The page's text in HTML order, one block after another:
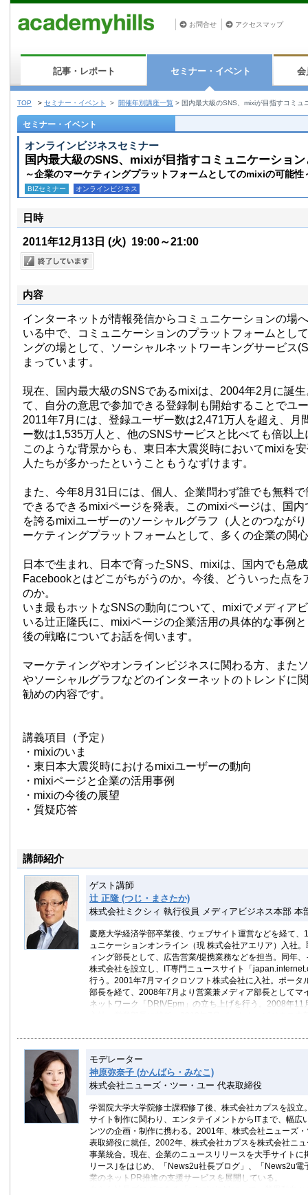
お問合せ アクセスマップ
記事・レポート セミナー・イベント 会
TOP > セミナー・イベント > 開催年別講座一覧 > 国内最大級のSNS、mixiが目指すコミュ
セミナー・イベント
オンラインビジネスセミナー
国内最大級のSNS、mixiが目指すコミュニケーション
～企業のマーケティングプラットフォームとしてのmixiの可能性
BIZセミナー オンラインビジネス
日時
2011年12月13日 (火) 19:00～21:00
内容
インターネットが情報発信からコミュニケーションの場
いる中で、コミュニケーションのプラットフォームとし
ングの場として、ソーシャルネットワーキングサービス
まっています。
現在、国内最大級のSNSであるmixiは、2004年2月に誕
て、自分の意思で参加できる登録制も開始することでユ
2011年7月には、登録ユーザー数は2,471万人を超え、月
ー数は1,535万人と、他のSNSサービスと比べても倍以
このような背景からも、東日本大震災時においてmixiを
人たちが多かったということもうなずけます。
また、今年8月31日には、個人、企業問わず誰でも無料
できるできるmixiページを発表。このmixiページは、国
を誇るmixiユーザーのソーシャルグラフ（人とのつなが
ーケティングプラットフォームとして、多くの企業の関
日本で生まれ、日本で育ったSNS、mixiは、国内でも急
Facebookとはどこがちがうのか。今後、どういった点を
のか。
いま最もホットなSNSの動向について、mixiでメディア
いる辻正隆氏に、mixiページの企業活用の具体的な事例
後の戦略についてお話を伺います。
マーケティングやオンラインビジネスに関わる方、また
やソーシャルグラフなどのインターネットのトレンドに
勧めの内容です。
講義項目（予定）
・mixiのいま
・東日本大震災時におけるmixiユーザーの動向
・mixiページと企業の活用事例
・mixiの今後の展望
・質疑応答
講師紹介
ゲスト講師
辻 正隆 (つじ・まさたか)
株式会社ミクシィ 執行役員 メディアビジネス本部 本
慶應大学経済学部卒業後、ウェブサイト運営などを経て、
ュニケーションオンライン（現 株式会社アエリア）入社
ィング部長として、広告営業/提携業務などを担当。同年
株式会社を設立し、IT専門ニュースサイト「
行う。2001年7月マイクロソフト株式会社に入社。ポータ
部長を経て、2008年7月より営業兼メディア部長としてマ
ネットワーク「DRIVEpm」の立ち上げを行う。2008年11
モデレーター
神原弥奈子 (かんばら・みなこ)
株式会社ニューズ・ツー・ユー 代表取締役
学習院大学大学院修士課程修了後、株式会社カプスを設立
サイト制作に関わり、エンタテイメントからITまで、幅広
ンツの企画・制作に携わる。2001年、株式会社ニューズ
表取締役に就任。2002年、株式会社カプスを株式会社ニ
事業統合。現在、企業のニュースリリースを大手サイトに
リース｣をはじめ、「News2u社長ブログ」、「News2u
業のネットPR推進の支援サービスを展開している。